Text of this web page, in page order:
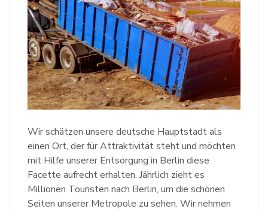
Wir schätzen unsere deutsche Hauptstadt als
einen Ort, der für Attraktivität steht und möchten
mit Hilfe unserer Entsorgung in Berlin diese
Facette aufrecht erhalten. Jährlich zieht es
Millionen Touristen nach Berlin, um die schönen
Seiten unserer Metropole zu sehen. Wir nehmen